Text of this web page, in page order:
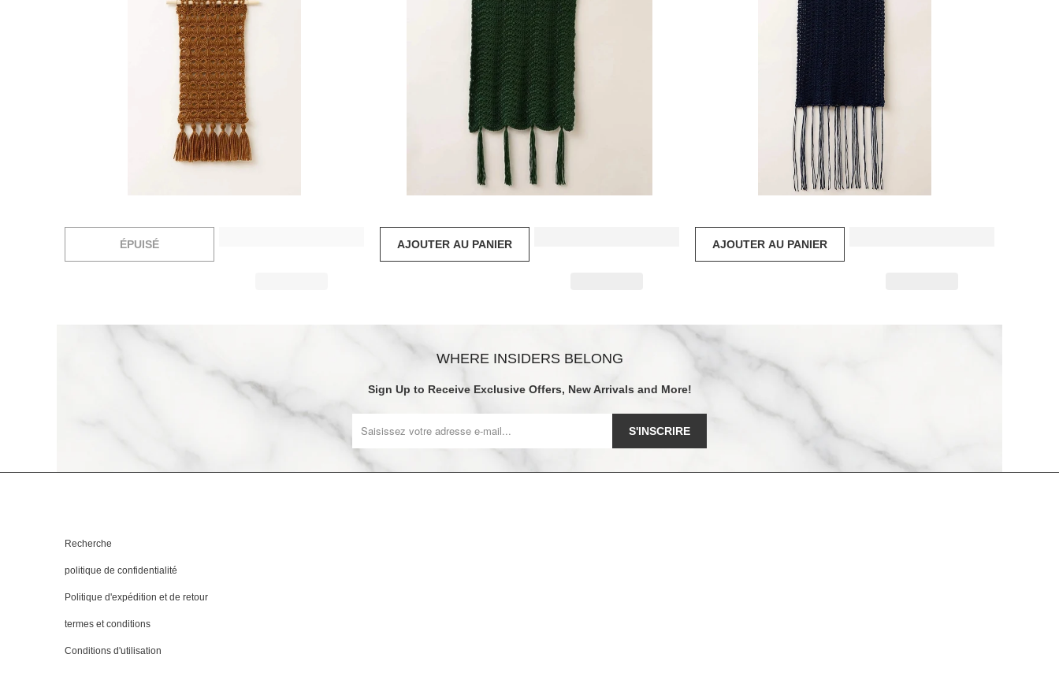
ÉPUISÉ
$69.99 USD
AJOUTER AU PANIER
$69.99 USD
AJOUTER AU PANIER
WHERE INSIDERS BELONG
Sign Up to Receive Exclusive Offers, New Arrivals and More!
S'INSCRIRE
Recherche
politique de confidentialité
Politique d'expédition et de retour
termes et conditions
Conditions d'utilisation